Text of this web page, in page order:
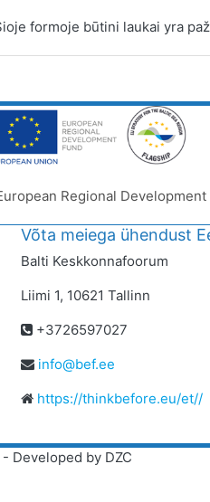
formoje būtini laukai yra
Regional Development
Võta meiega ühendust
Balti Keskkonnafoorum
Liimi 1, 10621 Tallinn
+3726597027
info@bef.ee
https://thinkbefore.eu/et//
Developed by DZC